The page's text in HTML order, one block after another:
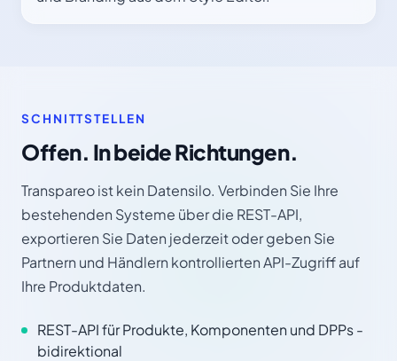
SCHNITTSTELLEN
Offen. In beide Richtungen.
Transpareo ist kein Datensilo. Verbinden Sie Ihre
bestehenden Systeme über die REST-API,
exportieren Sie Daten jederzeit oder geben Sie
Partnern und Händlern kontrollierten API-Zugriff auf
Ihre Produktdaten.
REST-API für Produkte, Komponenten und DPPs -
bidirektional